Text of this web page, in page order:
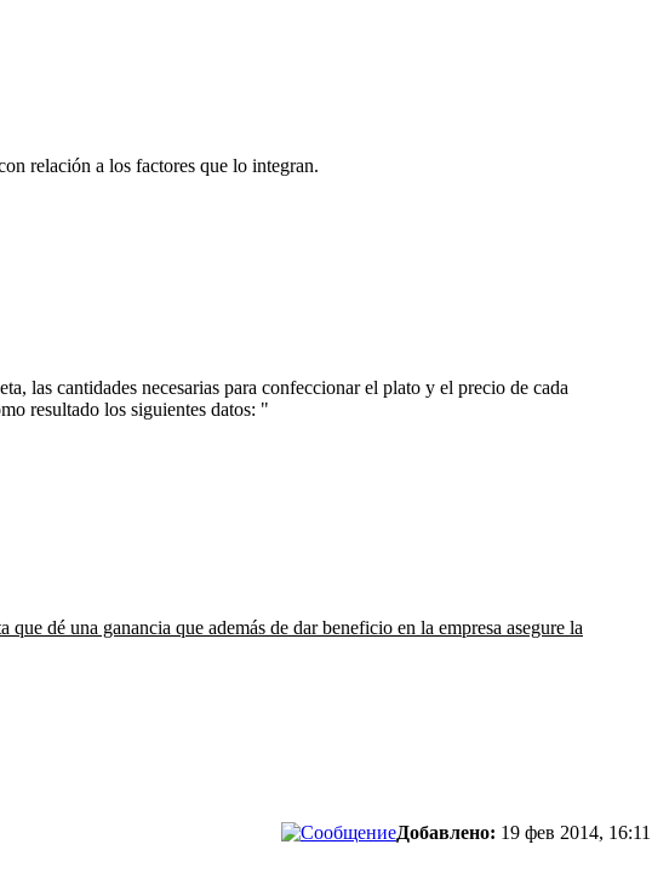
relación a los factores que lo integran.
las cantidades necesarias para confeccionar el plato y el precio de cada
resultado los siguientes datos: "
dé una ganancia que además de dar beneficio en la empresa asegure la
Добавлено: 19 фев 2014, 16:11